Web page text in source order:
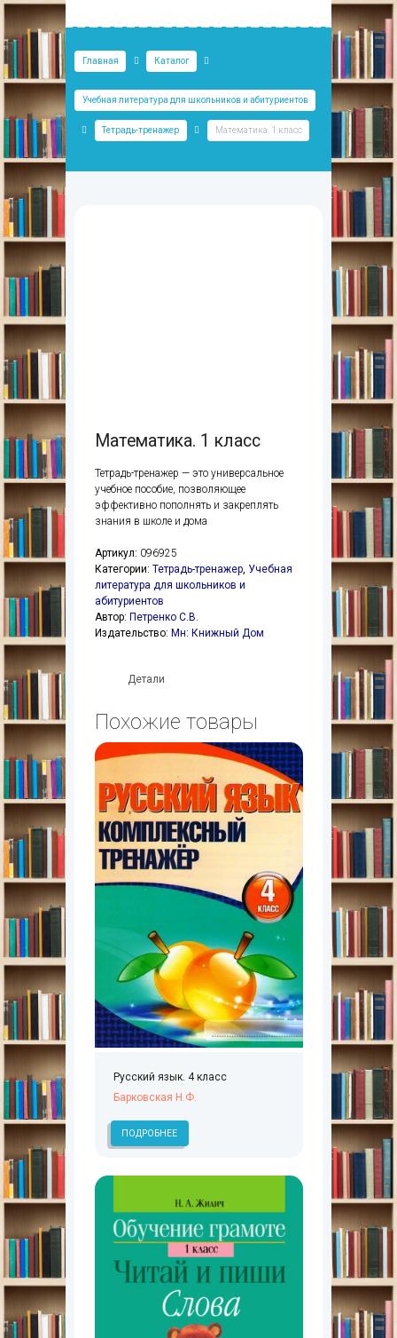
Главная Каталог
Учебная литература для школьников и абитуриентов
Тетрадь-тренажер Математика. 1 класс
Математика. 1 класс
Тетрадь-тренажер — это универсальное
учебное пособие, позволяющее
эффективно пополнять и закреплять
знания в школе и дома
Артикул: 096925
Категории: Тетрадь-тренажер, Учебная
литература для школьников и
абитуриентов
Автор: Петренко С.В.
Издательство: Мн: Книжный Дом
Детали
Похожие товары
Русский язык. 4 класс
Барковская Н.Ф.
ПОДРОБНЕЕ